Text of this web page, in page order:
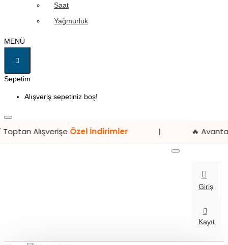
Saat
Yağmurluk
MENÜ
Sepetim
Alışveriş sepetiniz boş!
Özel İndirimler | 🔥 Avantajlı Fiyatlar
Giriş
Kayıt